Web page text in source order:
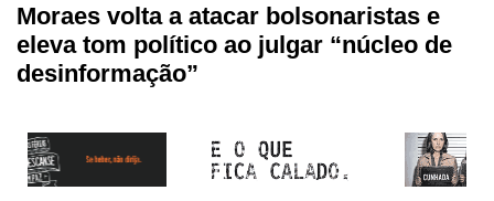
Moraes volta a atacar bolsonaristas e
eleva tom político ao julgar “núcleo de
desinformação”